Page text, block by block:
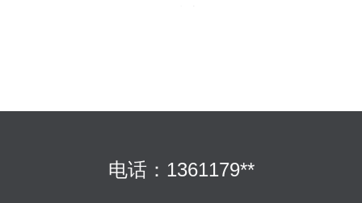
电话：1361179**